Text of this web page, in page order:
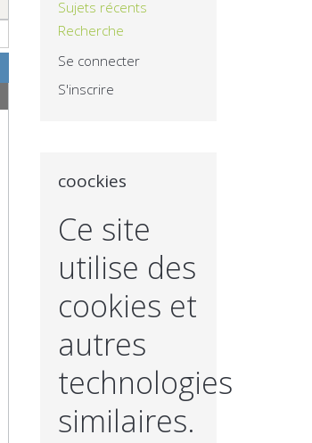
Sujets récents
Recherche
Se connecter
S'inscrire
coockies
Ce site
utilise des
cookies et
autres
technologies
similaires.